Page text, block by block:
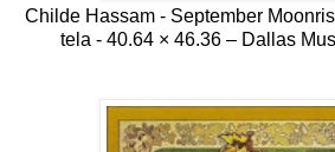
Childe Hassam - September
tela - 40.64 × 46.36 – Dallas